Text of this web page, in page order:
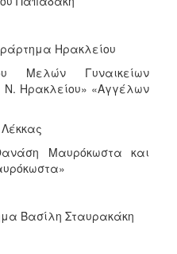
Ηρακλείου
Μελών Γυναικείων
Ν. Ηρακλείου» «Αγγέλων
Μαυρόκωστα και
Βασίλη Σταυρακάκη